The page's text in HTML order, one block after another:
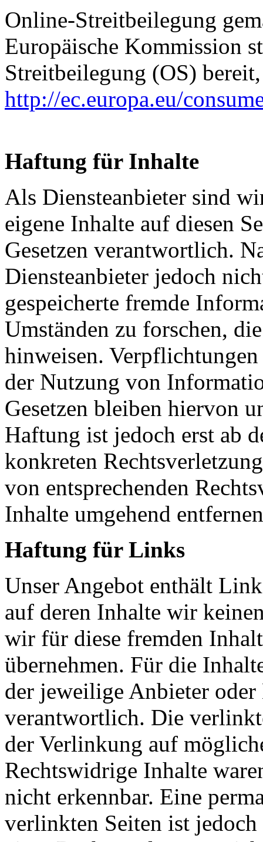
Online-Streitbeilegung
Europäische Kommission
Streitbeilegung (OS)
http://ec.europa.eu/
Haftung für Inhalte
Als Diensteanbieter sind
eigene Inhalte auf diesen
Gesetzen verantwortlich.
Diensteanbieter jedoch
gespeicherte fremde
Umständen zu forschen,
hinweisen.
der Nutzung von
Gesetzen bleiben hiervon
Haftung ist jedoch erst ab
konkreten
von entsprechenden
Inhalte umgehend
Haftung für Links
Unser Angebot enthält
auf deren Inhalte wir
wir für diese fremden
übernehmen. Für die
der jeweilige Anbieter oder
verantwortlich. Die
der Verlinkung auf
Rechtswidrige Inhalte
nicht erkennbar. Eine
verlinkten Seiten ist